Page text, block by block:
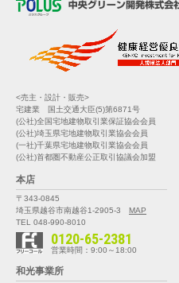
<売主・設計・販売>
宅建業 国土交通大臣(5)第6871号
(公社)全国宅地建物取引業保証協会会員
(公社)埼玉県宅地建物取引業協会会員
(一社)千葉県宅地建物取引業協会会員
(公社)首都圏不動産公正取引協議会加盟
本店
〒343-0845
埼玉県越谷市南越谷1-2905-3
MAP
TEL 048-990-8010
0120-65-2381
営業時間：9:00～18:00
和光事業所